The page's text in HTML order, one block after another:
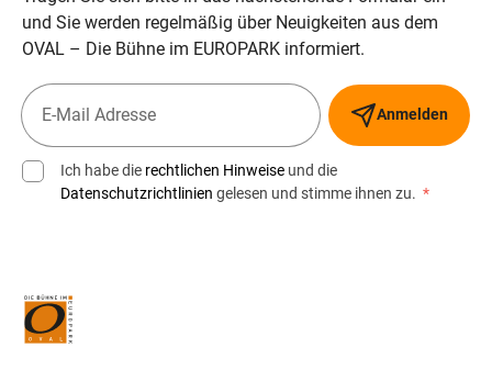
und Sie werden regelmäßig über Neuigkeiten aus dem
OVAL – Die Bühne im EUROPARK informiert.
Anmelden
Ich habe die rechtlichen Hinweise und die
Datenschutzrichtlinien gelesen und stimme ihnen zu. *